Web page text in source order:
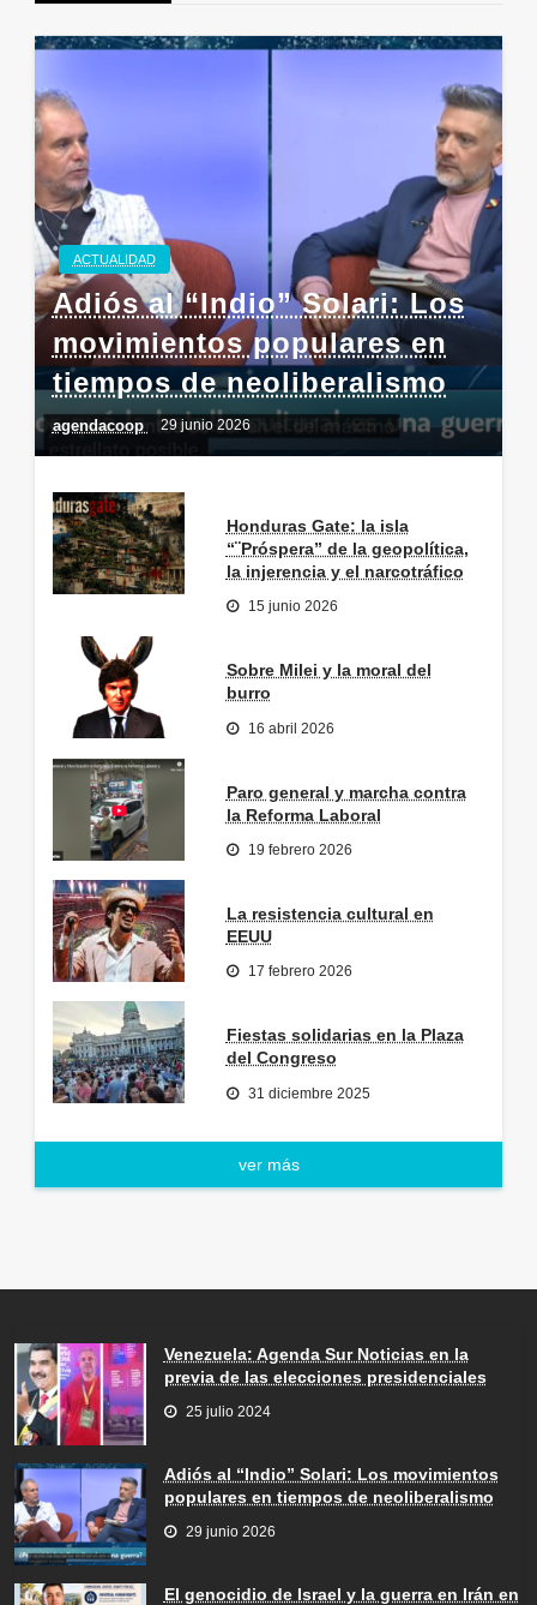
ACTUALIDAD
Adiós al “Indio” Solari: Los
movimientos populares en
tiempos de neoliberalismo
agendacoop 29 junio 2026
Honduras Gate: la isla
“¨Próspera” de la geopolítica,
la injerencia y el narcotráfico
15 junio 2026
Sobre Milei y la moral del
burro
16 abril 2026
Paro general y marcha contra
la Reforma Laboral
19 febrero 2026
La resistencia cultural en
EEUU
17 febrero 2026
Fiestas solidarias en la Plaza
del Congreso
31 diciembre 2025
ver más
Venezuela: Agenda Sur Noticias en la
previa de las elecciones presidenciales
25 julio 2024
Adiós al “Indio” Solari: Los movimientos
populares en tiempos de neoliberalismo
29 junio 2026
El genocidio de Israel y la guerra en Irán en